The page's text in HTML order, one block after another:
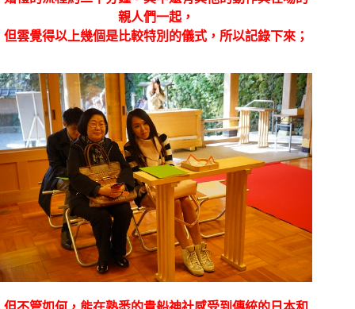
親人們一起，
但雲覺得以上幾個是比較特別的儀式，所以記錄下來；